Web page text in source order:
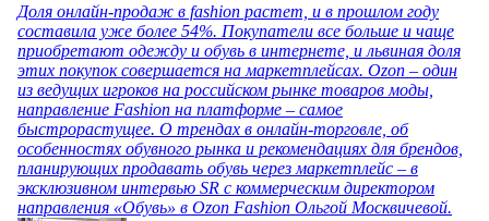
Доля онлайн-продаж в fashion растет, и в прошлом году
составила уже более 54%. Покупатели все больше и чаще
приобретают одежду и обувь в интернете, и львиная доля
этих покупок совершается на маркетплейсах. Ozon – один
из ведущих игроков на российском рынке товаров моды,
направление Fashion на платформе – самое
быстрорастущее. О трендах в онлайн-торговле, об
особенностях обувного рынка и рекомендациях для брендов,
планирующих продавать обувь через маркетплейс – в
эксклюзивном интервью SR с коммерческим директором
направления «Обувь» в Ozon Fashion Ольгой Москвичевой.